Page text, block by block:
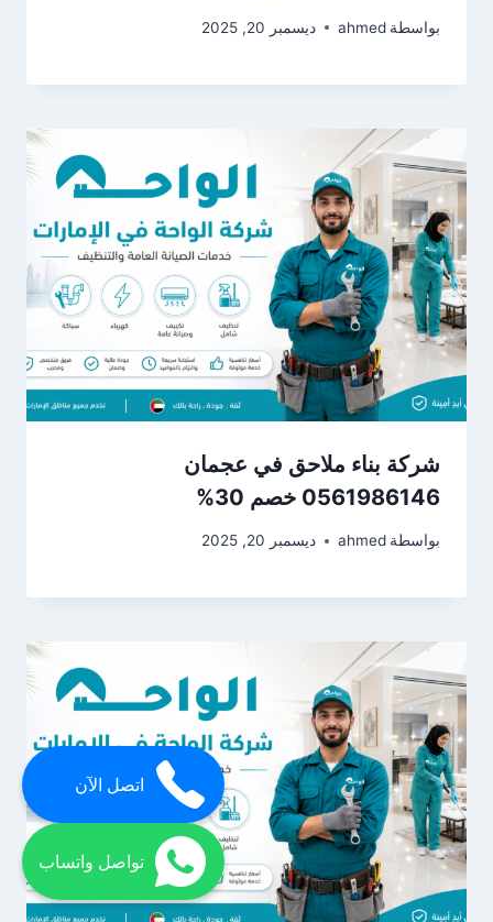
بواسطة ahmed ديسمبر 20, 2025
شركة بناء ملاحق في عجمان
0561986146 خصم 30%
بواسطة ahmed ديسمبر 20, 2025
اتصل الآن
تواصل واتساب